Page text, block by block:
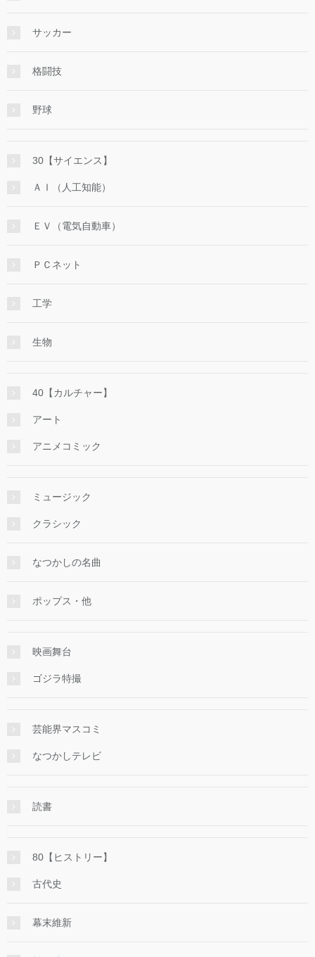
サッカー
格闘技
野球
30【サイエンス】
ＡＩ（人工知能）
ＥＶ（電気自動車）
ＰＣネット
工学
生物
40【カルチャー】
アート
アニメコミック
ミュージック
クラシック
なつかしの名曲
ポップス・他
映画舞台
ゴジラ特撮
芸能界マスコミ
なつかしテレビ
読書
80【ヒストリー】
古代史
幕末維新